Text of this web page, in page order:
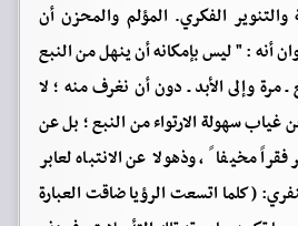
والتنوير الفكري. المؤلم والمحزن أن
أنه : " ليس بإمكانه أن ينهل من النبع
وإلى الأبد ـ دون أن نغرف منه ؛ لا
غياب سهولة الارتواء من النبع ؛ بل عن
مخيفا ً ، وذهولا عن الانتباه لعابر
( كلما اتسعت الرؤيا ضاقت العبارة